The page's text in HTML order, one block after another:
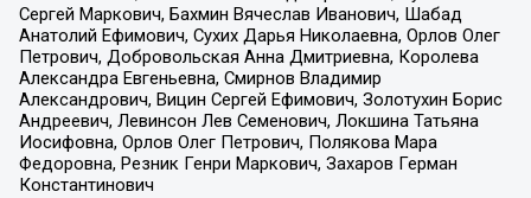
Сергей Маркович, Бахмин Вячеслав Иванович, Шабад
Анатолий Ефимович, Сухих Дарья Николаевна, Орлов Олег
Петрович, Добровольская Анна Дмитриевна, Королева
Александра Евгеньевна, Смирнов Владимир
Александрович, Вицин Сергей Ефимович, Золотухин Борис
Андреевич, Левинсон Лев Семенович, Локшина Татьяна
Иосифовна, Орлов Олег Петрович, Полякова Мара
Федоровна, Резник Генри Маркович, Захаров Герман
Константинович